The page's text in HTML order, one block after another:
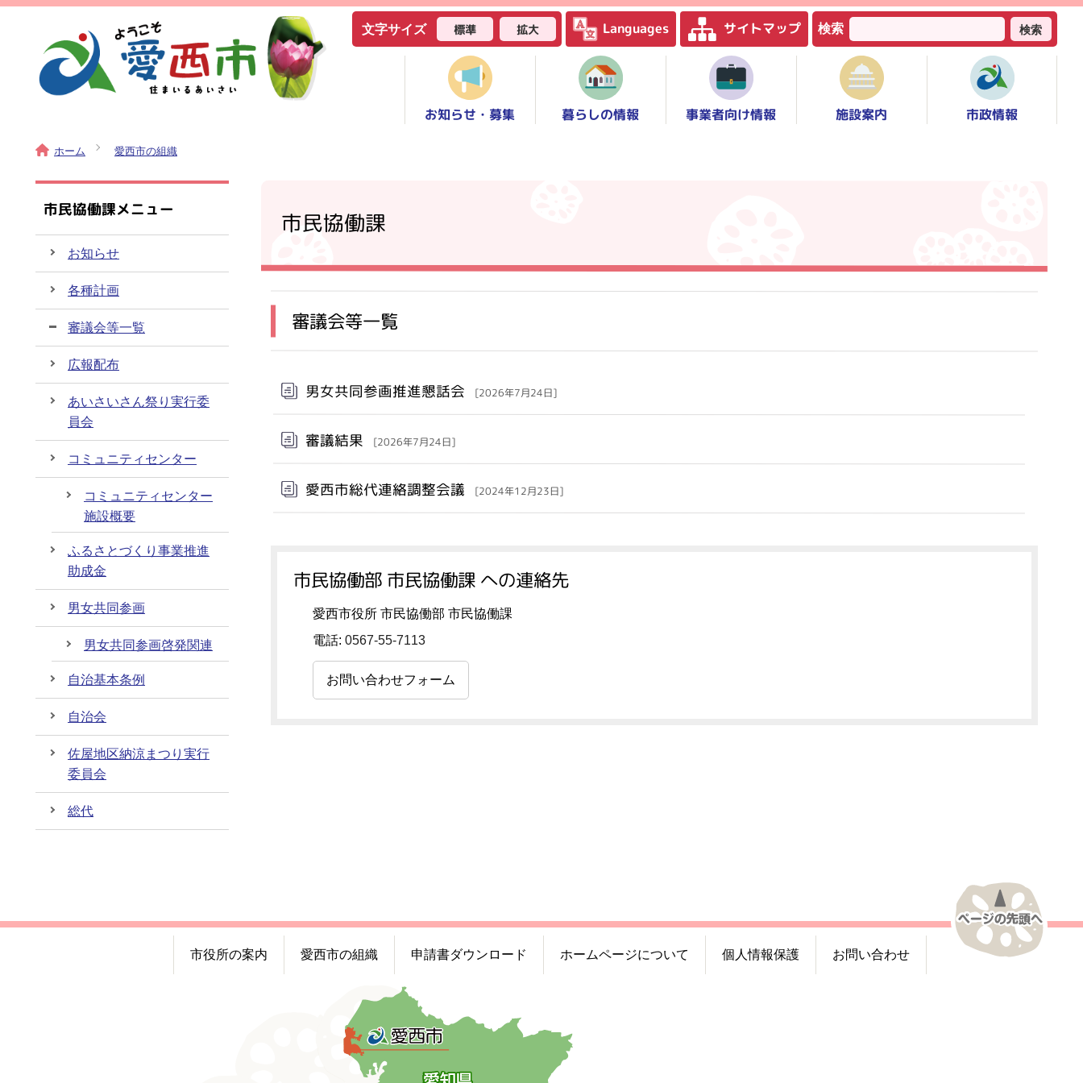
文字サイズ 標準 拡大 Languages サイトマップ 検索 検索
お知らせ・募集 暮らしの情報 事業者向け情報 施設案内 市政情報
ホーム 愛西市の組織
市民協働課
審議会等一覧
男女共同参画推進懇話会 [2026年7月24日]
審議結果 [2026年7月24日]
愛西市総代連絡調整会議 [2024年12月23日]
市民協働部 市民協働課 への連絡先
愛西市役所 市民協働部 市民協働課
電話: 0567-55-7113
お問い合わせフォーム
市民協働課メニュー
お知らせ
各種計画
審議会等一覧
広報配布
あいさいさん祭り実行委
員会
コミュニティセンター
コミュニティセンター
施設概要
ふるさとづくり事業推進
助成金
男女共同参画
男女共同参画啓発関連
自治基本条例
自治会
佐屋地区納涼まつり実行
委員会
総代
市役所の案内 愛西市の組織 申請書ダウンロード ホームページについて 個人情報保護 お問い合わせ